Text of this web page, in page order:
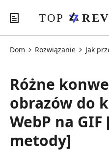
Dom Rozwiązanie Jak
Różne
obrazów do
WebP na
metody]